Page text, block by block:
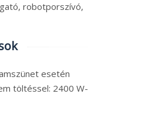
robotporszívó,
esetén
töltéssel: 2400 W-